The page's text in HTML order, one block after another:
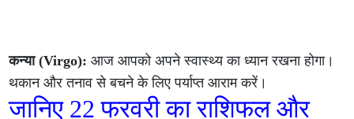
कन्या (Virgo): आज आपको अपने स्वास्थ्य का ध्यान रखना होगा।
थकान और तनाव से बचने के लिए पर्याप्त आराम करें।
जानिए 22 फरवरी का राशिफल और